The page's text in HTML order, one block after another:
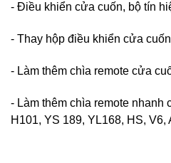
- Điều khiển cửa cuốn, bộ tín
- Thay hộp điều khiển cửa
- Làm thêm chìa remote cửa
- Làm thêm chìa remote nhanh
H101, YS 189, YL168, HS, V6,